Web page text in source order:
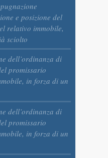
e posizione del
relativo immobile,
sciolto
dell’ordinanza di
promissario
in forza di un
dell’ordinanza di
promissario
in forza di un